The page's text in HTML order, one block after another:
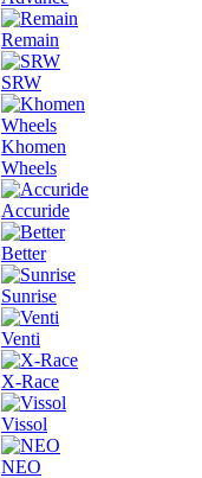
Remain
SRW
Khomen
Wheels
Accuride
Better
Sunrise
Venti
X-Race
Vissol
NEO